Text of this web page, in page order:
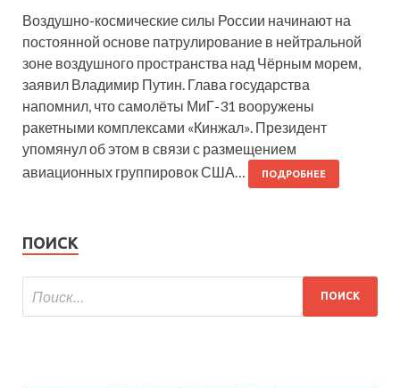
Воздушно-космические силы России начинают на
постоянной основе патрулирование в нейтральной
зоне воздушного пространства над Чёрным морем,
заявил Владимир Путин. Глава государства
напомнил, что самолёты МиГ-31 вооружены
ракетными комплексами «Кинжал». Президент
упомянул об этом в связи с размещением
авиационных группировок США…
ПОДРОБНЕЕ
ПОИСК